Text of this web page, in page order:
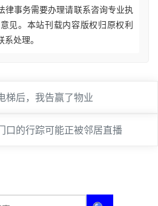
律事务需要办理请联系咨询专业执
见。本站刊载内容版权归原权利
处理。
梯后，我告赢了物业
口的行踪可能正被邻居直播